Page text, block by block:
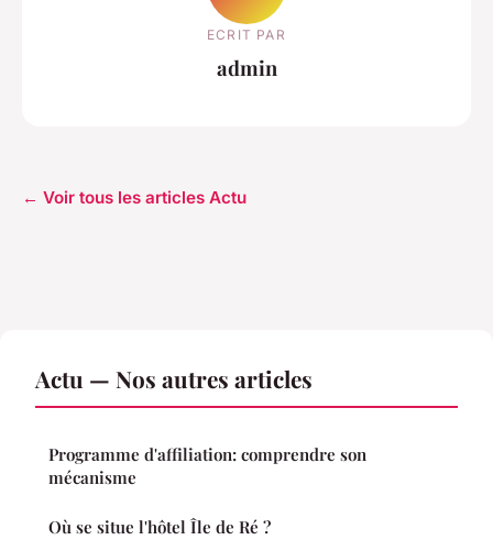
ECRIT PAR
admin
← Voir tous les articles Actu
Actu — Nos autres articles
Programme d'affiliation: comprendre son
mécanisme
Où se situe l'hôtel Île de Ré ?